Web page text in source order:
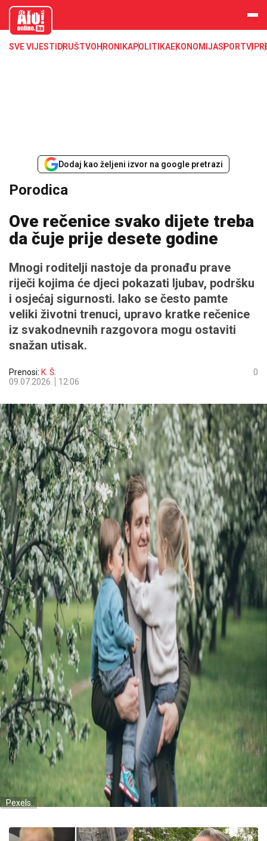
aloonline.b
SVE VIJESTI DRUŠTVOHRONIKAPOLITIKAEKONOMIJASPORTVIP
Dodaj kao željeni izvor na google pretrazi
Porodica
Ove rečenice svako dijete treba
da čuje prije desete godine
Mnogi roditelji nastoje da pronađu prave
riječi kojima će djeci pokazati ljubav, podršku
i osjećaj sigurnosti. Iako se često pamte
veliki životni trenuci, upravo kratke rečenice
iz svakodnevnih razgovora mogu ostaviti
snažan utisak.
Prenosi: K. Š.
09.07.2026.
12:06
0
Pexels